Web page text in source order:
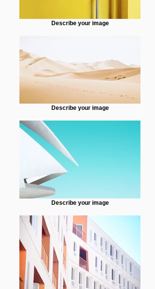
Describe your image
Describe your image
Describe your image